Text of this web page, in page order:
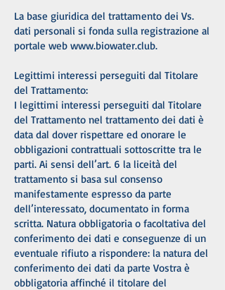
La base giuridica del trattamento dei Vs.
dati personali si fonda sulla registrazione al
portale web www.biowater.club.
Legittimi interessi perseguiti dal Titolare
del Trattamento:
I legittimi interessi perseguiti dal Titolare
del Trattamento nel trattamento dei dati è
data dal dover rispettare ed onorare le
obbligazioni contrattuali sottoscritte tra le
parti. Ai sensi dell’art. 6 la liceità del
trattamento si basa sul consenso
manifestamente espresso da parte
dell’interessato, documentato in forma
scritta. Natura obbligatoria o facoltativa del
conferimento dei dati e conseguenze di un
eventuale rifiuto a rispondere: la natura del
conferimento dei dati da parte Vostra è
obbligatoria affinché il titolare del